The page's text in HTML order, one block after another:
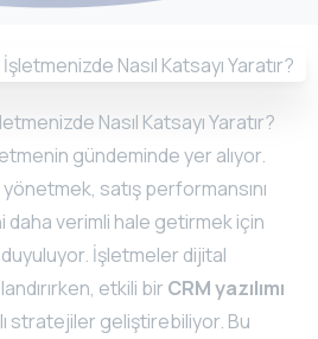
Nasıl Katsayı Yaratır?
gündeminde yer alıyor.
satış performansını
daha verimli hale getirmek için
duyuluyor. İşletmeler dijital
etkili bir CRM yazılımı
stratejiler geliştirebiliyor. Bu